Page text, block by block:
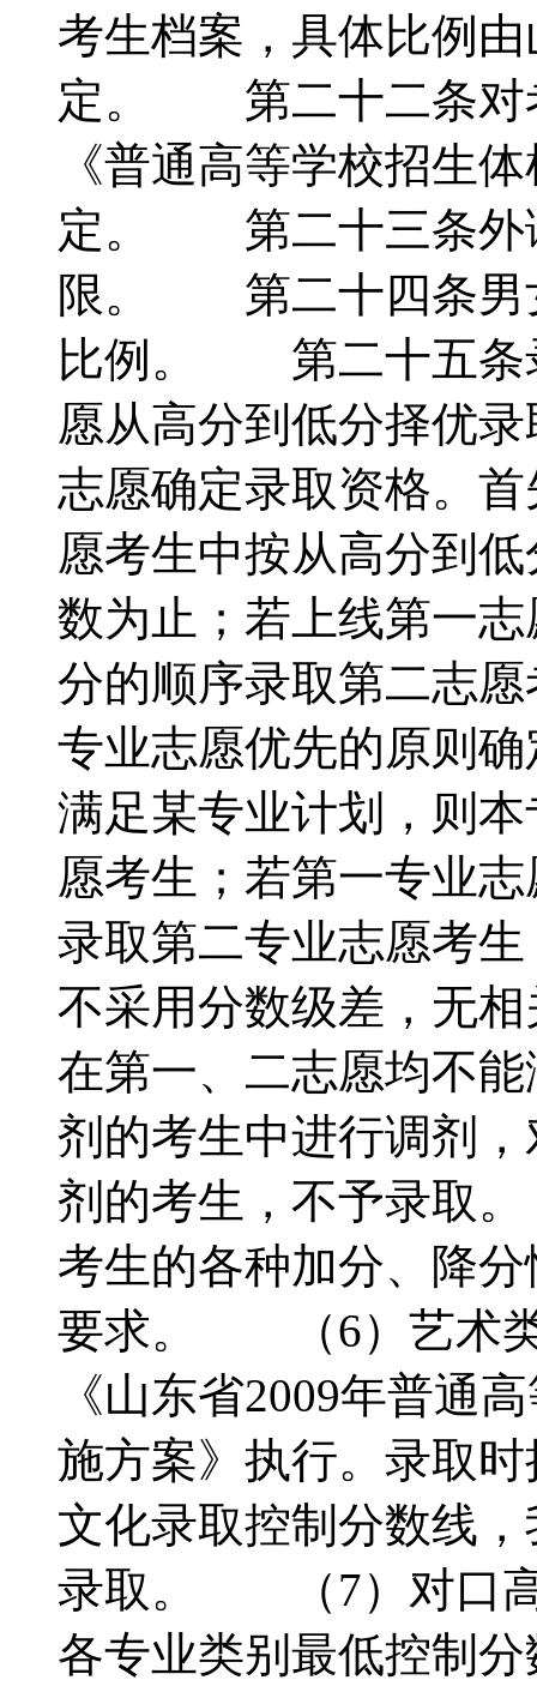
考生档案，具体比例
定。 第二十二条对
《普通高等学校招生
定。 第二十三条外
限。 第二十四条男
比例。 第二十五条
愿从高分到低分择优
志愿确定录取资格。
愿考生中按从高分到
数为止；若上线第一
分的顺序录取第二志
专业志愿优先的原则
满足某专业计划，则
愿考生；若第一专业
录取第二专业志愿考
不采用分数级差，无
在第一、二志愿均不
剂的考生中进行调剂
剂的考生，不予录取
考生的各种加分、降
要求。 （6）艺术类
《山东省2009年普通
施方案》执行。录取
文化录取控制分数线
录取。 （7）对口高
各专业类别最低控制